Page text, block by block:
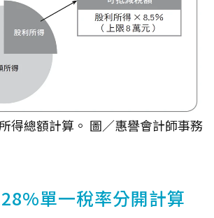
得總額計算。 圖／惠譽會計師事務
單一稅率分開計算